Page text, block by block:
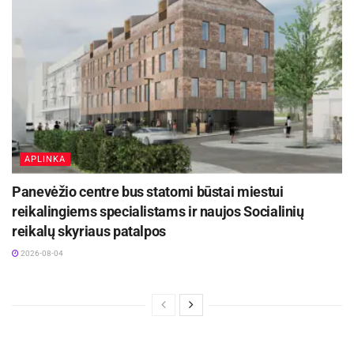
Panevėžio „7bet-Lietkabelis“
APLINKA
Panevėžio centre bus statomi būstai miestui
reikalingiems specialistams ir naujos Socialinių
reikalų skyriaus patalpos
2026-08-04